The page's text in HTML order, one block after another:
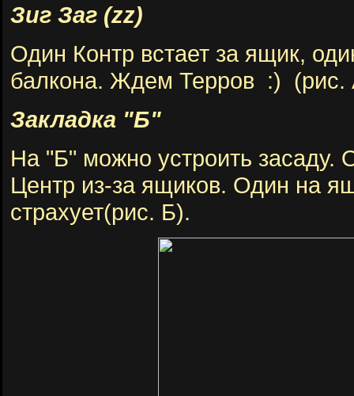
Зиг Заг (zz)
Один Контр встает за ящик,
балкона. Ждем Терров :) (рис.
Закладка "Б"
На "Б" можно устроить
Центр из-за ящиков. Один на
страхует(рис. Б).